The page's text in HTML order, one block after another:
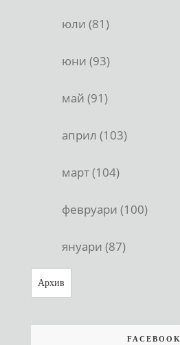
юли (81)
юни (93)
май (91)
април (103)
март (104)
февруари (100)
януари (87)
Архив
FACEBOOK